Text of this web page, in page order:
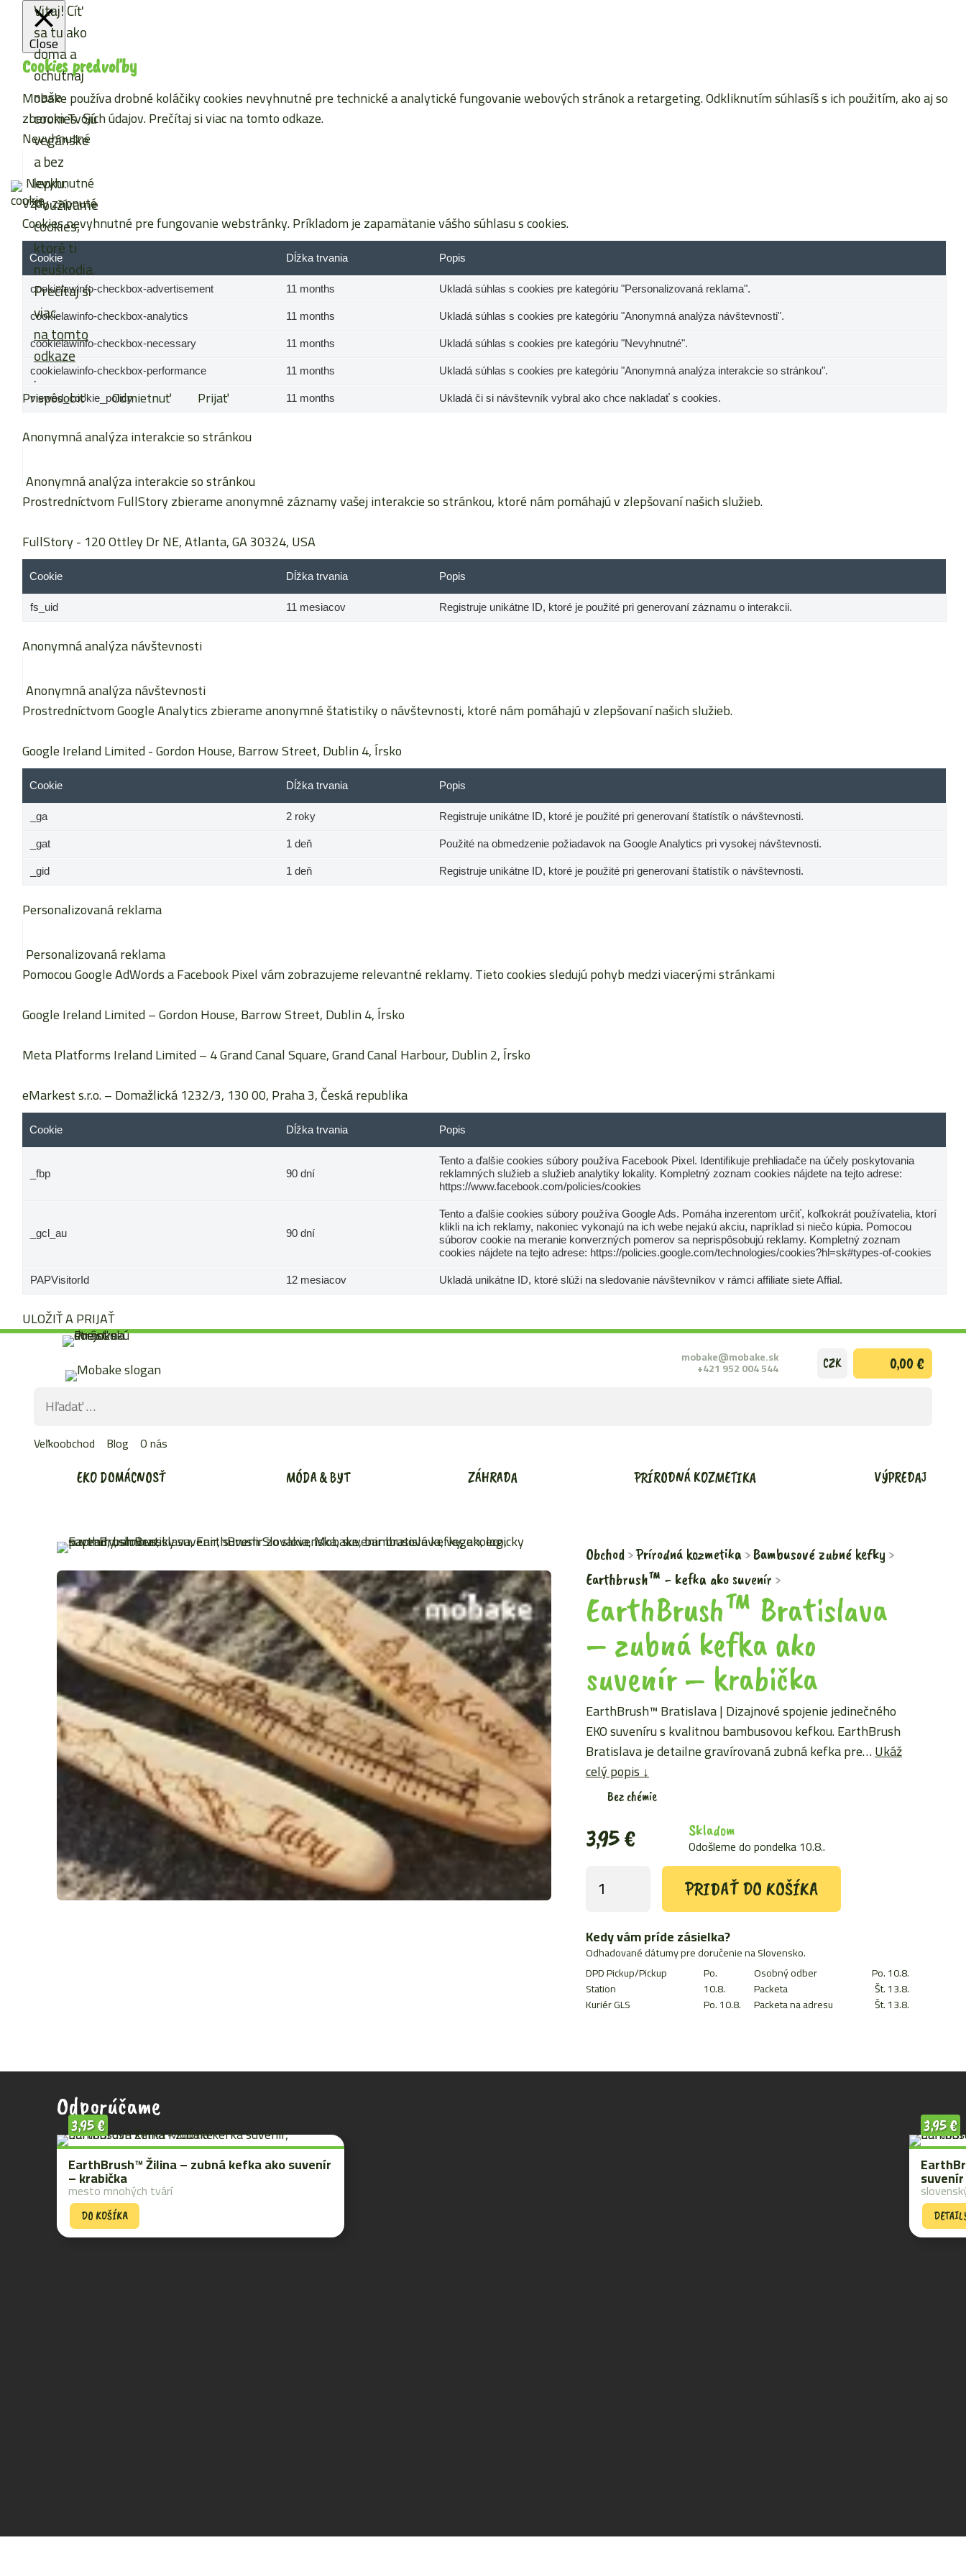
Preskočiť
EKO DOMÁCNOSŤ MÓDA & BYT ZÁHRADA PRÍRODNÁ KOZMETIKA VÝPREDAJ
mobake@mobake.sk
+421 952 004 544
Veľkoobchod Blog O nás
Hľadať:
CZK 0,00 €
Obchod Prírodná kozmetika Bambusové zubné kefky
Earthbrush™ - kefka ako suvenír
EarthBrush™ Bratislava
– zubná kefka ako
suvenír – krabička
EarthBrush™ Bratislava | Dizajnové spojenie jedinečného
EKO suveníru s kvalitnou bambusovou kefkou. EarthBrush
Bratislava je detailne gravírovaná zubná kefka pre…Ukáž
celý popis ↓
Bez chémie
3,95€ Skladom
Odošleme do pondelka 10.8..
množstvo
-
zubná
kefka
ako
suvenír
-
PRIDAŤ DO KOŠÍKA
Kedy vám príde zásielka?
Odhadované dátumy pre doručenie na Slovensko.
DPD Pickup/Pickup
Station
Po.
10.8.
Kuriér GLS
Po. 10.8.
Osobný odber
Po. 10.8.
Packeta
Št. 13.8.
Packeta na adresu
Št. 13.8.
Odporúčame
EarthBrush™ Žilina – zubná kefka ako suvenír
– krabička
3,95€
mesto mnohých tvárí
DO KOŠÍKA
3,95€
Vitaj! Cíť
sa tu ako
doma a
ochutnaj
naše
cookies. Sú
vegánske
a bez
lepku.
Používame
cookies,
ktoré ti
neuškodia.
Prečítaj si
viac
na tomto
odkaze
.
Prispôsobiť Odmietnuť Prijať
Close
Cookies predvoľby
Mobake používa drobné koláčiky cookies nevyhnutné pre technické a analytické fungovanie webových stránok a retargeting. Odkliknutím súhlasíš s ich použitím, ako aj so
zberom Tvojich údajov. Prečítaj si viacna tomto odkaze.
Nevyhnutné
Nevyhnutné
Vždy zapnuté
Cookies nevyhnutné pre fungovanie webstránky. Príkladom je zapamätanie vášho súhlasu s cookies.
Cookie Dĺžka trvania Popis
cookielawinfo-checkbox-advertisement 11 months Ukladá súhlas s cookies pre kategóriu "Personalizovaná reklama".
cookielawinfo-checkbox-analytics 11 months Ukladá súhlas s cookies pre kategóriu "Anonymná analýza návštevnosti".
cookielawinfo-checkbox-necessary 11 months Ukladá súhlas s cookies pre kategóriu "Nevyhnutné".
cookielawinfo-checkbox-performance 11 months Ukladá súhlas s cookies pre kategóriu "Anonymná analýza interakcie so stránkou".
viewed_cookie_policy 11 months Ukladá či si návštevník vybral ako chce nakladať s cookies.
Anonymná analýza interakcie so stránkou
Anonymná analýza interakcie so stránkou
Prostredníctvom FullStory zbierame anonymné záznamy vašej interakcie so stránkou, ktoré nám pomáhajú v zlepšovaní našich služieb.
FullStory- 120 Ottley Dr NE, Atlanta, GA 30324, USA
Cookie Dĺžka trvania Popis
fs_uid 11 mesiacov Registruje unikátne ID, ktoré je použité pri generovaní záznamu o interakcii.
Anonymná analýza návštevnosti
Anonymná analýza návštevnosti
Prostredníctvom Google Analytics zbierame anonymné štatistiky o návštevnosti, ktoré nám pomáhajú v zlepšovaní našich služieb.
Google Ireland Limited- Gordon House, Barrow Street, Dublin 4, Írsko
Cookie Dĺžka trvania Popis
_ga 2 roky Registruje unikátne ID, ktoré je použité pri generovaní štatístík o návštevnosti.
_gat 1 deň Použité na obmedzenie požiadavok na Google Analytics pri vysokej návštevnosti.
_gid 1 deň Registruje unikátne ID, ktoré je použité pri generovaní štatístík o návštevnosti.
Personalizovaná reklama
Personalizovaná reklama
Pomocou Google AdWords a Facebook Pixel vám zobrazujeme relevantné reklamy. Tieto cookies sledujú pohyb medzi viacerými stránkami
Google Ireland Limited– Gordon House, Barrow Street, Dublin 4, Írsko
Meta Platforms Ireland Limited– 4 Grand Canal Square, Grand Canal Harbour, Dublin 2, Írsko
eMarkest s.r.o.– Domažlická 1232/3, 130 00, Praha 3, Česká republika
Cookie Dĺžka trvania Popis
_fbp 90 dní
Tento a ďalšie cookies súbory používa Facebook Pixel. Identifikuje prehliadače na účely poskytovania
reklamných služieb a služieb analytiky lokality. Kompletný zoznam cookies nájdete na tejto adrese:
https://www.facebook.com/policies/cookies
_gcl_au 90 dní
Tento a ďalšie cookies súbory používa Google Ads. Pomáha inzerentom určiť, koľkokrát používatelia, ktorí
klikli na ich reklamy, nakoniec vykonajú na ich webe nejakú akciu, napríklad si niečo kúpia. Pomocou
súborov cookie na meranie konverzných pomerov sa neprispôsobujú reklamy. Kompletný zoznam
cookies nájdete na tejto adrese: https://policies.google.com/technologies/cookies?hl=sk#types-of-cookies
PAPVisitorId 12 mesiacov Ukladá unikátne ID, ktoré slúži na sledovanie návštevníkov v rámci affiliate siete Affial.
ULOŽIŤ A PRIJAŤ